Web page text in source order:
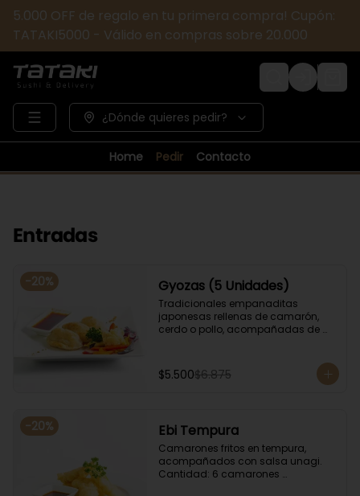
5.000 OFF de regalo en tu primera compra! Cupón:
TATAKI5000 - Válido en compras sobre 20.000
Login
¿Dónde quieres pedir?
Home Pedir Contacto
Entradas
-20% Gyozas (5 Unidades)
Tradicionales empanaditas
japonesas rellenas de camarón,
cerdo o pollo, acompañadas de
$5.500$6.875
-20% Ebi Tempura
Camarones fritos en tempura,
acompañados con salsa unagi.
Cantidad: 6 camarones